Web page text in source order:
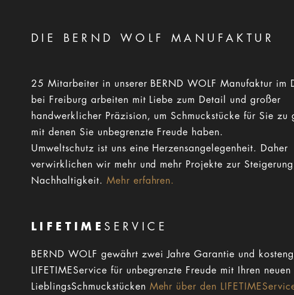
DIE BERND WOLF MANUFAKTUR
25 Mitarbeiter in unserer BERND WOLF Manufaktur im
bei Freiburg arbeiten mit Liebe zum Detail und großer
handwerklicher Präzision, um Schmuckstücke für Sie zu
mit denen Sie unbegrenzte Freude haben.
Umweltschutz ist uns eine Herzensangelegenheit. Daher
verwirklichen wir mehr und mehr Projekte zur
Nachhaltigkeit. Mehr erfahren.
LIFETIME SERVICE
BERND WOLF gewährt zwei Jahre Garantie und
LIFETIMEService für unbegrenzte Freude mit Ihren neuen
LieblingsSchmuckstücken Mehr über den